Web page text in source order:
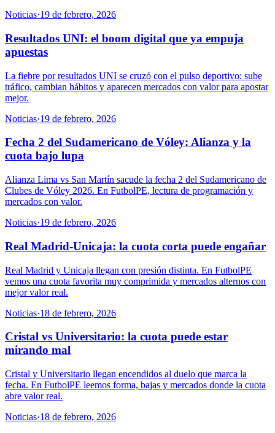
Noticias·19 de febrero, 2026
Resultados UNI: el boom digital que ya empuja
apuestas
La fiebre por resultados UNI se cruzó con el pulso deportivo: sube
tráfico, cambian hábitos y aparecen mercados con valor para apostar
mejor.
Noticias·19 de febrero, 2026
Fecha 2 del Sudamericano de Vóley: Alianza y la
cuota bajo lupa
Alianza Lima vs San Martín sacude la fecha 2 del Sudamericano de
Clubes de Vóley 2026. En FutbolPE, lectura de programación y
mercados con valor.
Noticias·19 de febrero, 2026
Real Madrid-Unicaja: la cuota corta puede engañar
Real Madrid y Unicaja llegan con presión distinta. En FutbolPE
vemos una cuota favorita muy comprimida y mercados alternos con
mejor valor real.
Noticias·18 de febrero, 2026
Cristal vs Universitario: la cuota puede estar
mirando mal
Cristal y Universitario llegan encendidos al duelo que marca la
fecha. En FutbolPE leemos forma, bajas y mercados donde la cuota
abre valor real.
Noticias·18 de febrero, 2026